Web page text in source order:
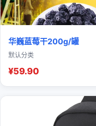
华巍蓝莓干200g/罐
默认分类
¥59.90